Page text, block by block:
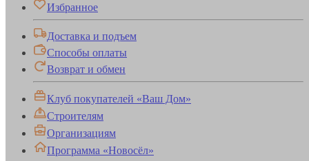
Избранное
Доставка и подъем
Способы оплаты
Возврат и обмен
Клуб покупателей «Ваш Дом»
Строителям
Организациям
Программа «Новосёл»